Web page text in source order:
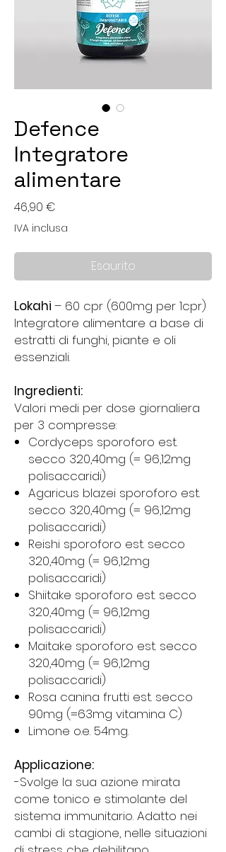
Defence
Integratore
alimentare
46,90 €
IVA inclusa
Esaurito
Lokahi – 60 cpr (600mg per 1cpr)
Integratore alimentare a base di
estratti di funghi, piante e oli
essenziali.
Ingredienti:
Valori medi per dose giornaliera
per 3 compresse:
Cordyceps sporoforo est.
secco 320,40mg (= 96,12mg
polisaccaridi)
Agaricus blazei sporoforo est.
secco 320,40mg (= 96,12mg
polisaccaridi)
Reishi sporoforo est. secco
320,40mg (= 96,12mg
polisaccaridi)
Shiitake sporoforo est. secco
320,40mg (= 96,12mg
polisaccaridi)
Maitake sporoforo est. secco
320,40mg (= 96,12mg
polisaccaridi)
Rosa canina frutti est. secco
90mg (=63mg vitamina C)
Limone o.e. 54mg.
Applicazione:
-Svolge la sua azione mirata
come tonico e stimolante del
sistema immunitario. Adatto nei
cambi di stagione, nelle situazioni